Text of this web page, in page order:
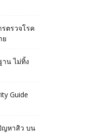
ตรวจโรค
ย
น ไม่ทิ้ง
Guide
ญหาสิว บน